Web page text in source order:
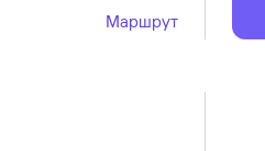
Маршрут